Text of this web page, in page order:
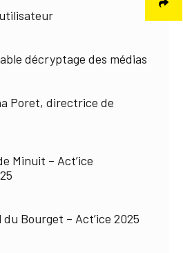
décryptage des médias
Poret, directrice de
Minuit – Act’ice
du Bourget – Act’ice 2025